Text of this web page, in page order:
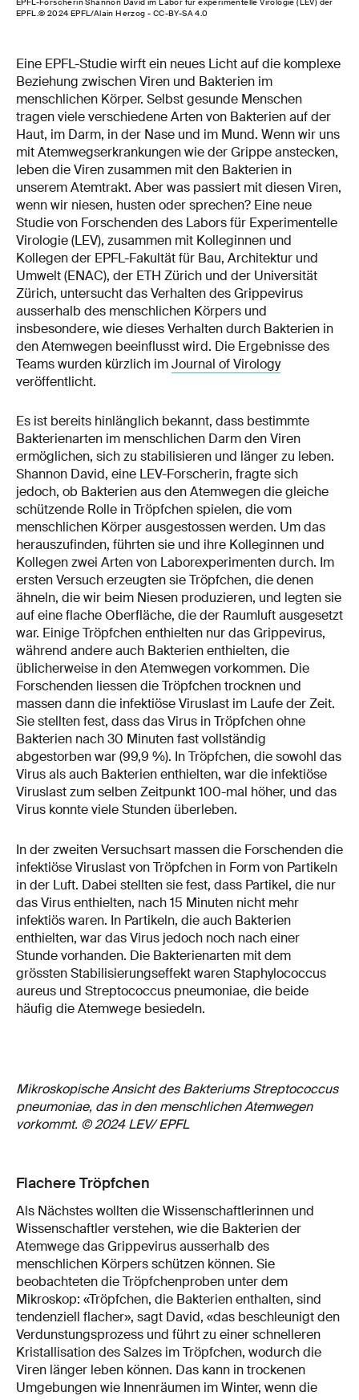
EPFL.© 2024 EPFL/Alain Herzog - CC-BY-SA 4.0
Eine EPFL-Studie wirft ein neues Licht auf die komplexe
Beziehung zwischen Viren und Bakterien im
menschlichen Körper. Selbst gesunde Menschen
tragen viele verschiedene Arten von Bakterien auf der
Haut, im Darm, in der Nase und im Mund. Wenn wir uns
mit Atemwegserkrankungen wie der Grippe anstecken,
leben die Viren zusammen mit den Bakterien in
unserem Atemtrakt. Aber was passiert mit diesen Viren,
wenn wir niesen, husten oder sprechen? Eine neue
Studie von Forschenden des Labors für Experimentelle
Virologie (LEV), zusammen mit Kolleginnen und
Kollegen der EPFL-Fakultät für Bau, Architektur und
Umwelt (ENAC), der ETH Zürich und der Universität
Zürich, untersucht das Verhalten des Grippevirus
ausserhalb des menschlichen Körpers und
insbesondere, wie dieses Verhalten durch Bakterien in
den Atemwegen beeinflusst wird. Die Ergebnisse des
Teams wurden kürzlich imJournal of Virology
veröffentlicht.
Es ist bereits hinlänglich bekannt, dass bestimmte
Bakterienarten im menschlichen Darm den Viren
ermöglichen, sich zu stabilisieren und länger zu leben.
Shannon David, eine LEV-Forscherin, fragte sich
jedoch, ob Bakterien aus den Atemwegen die gleiche
schützende Rolle in Tröpfchen spielen, die vom
menschlichen Körper ausgestossen werden. Um das
herauszufinden, führten sie und ihre Kolleginnen und
Kollegen zwei Arten von Laborexperimenten durch. Im
ersten Versuch erzeugten sie Tröpfchen, die denen
ähneln, die wir beim Niesen produzieren, und legten sie
auf eine flache Oberfläche, die der Raumluft ausgesetzt
war. Einige Tröpfchen enthielten nur das Grippevirus,
während andere auch Bakterien enthielten, die
üblicherweise in den Atemwegen vorkommen. Die
Forschenden liessen die Tröpfchen trocknen und
massen dann die infektiöse Viruslast im Laufe der Zeit.
Sie stellten fest, dass das Virus in Tröpfchen ohne
Bakterien nach 30 Minuten fast vollständig
abgestorben war (99,9 %). In Tröpfchen, die sowohl das
Virus als auch Bakterien enthielten, war die infektiöse
Viruslast zum selben Zeitpunkt 100-mal höher, und das
Virus konnte viele Stunden überleben.
In der zweiten Versuchsart massen die Forschenden die
infektiöse Viruslast von Tröpfchen in Form von Partikeln
in der Luft. Dabei stellten sie fest, dass Partikel, die nur
das Virus enthielten, nach 15 Minuten nicht mehr
infektiös waren. In Partikeln, die auch Bakterien
enthielten, war das Virus jedoch noch nach einer
Stunde vorhanden. Die Bakterienarten mit dem
grössten Stabilisierungseffekt waren Staphylococcus
aureus und Streptococcus pneumoniae, die beide
häufig die Atemwege besiedeln.
Mikroskopische Ansicht des Bakteriums Streptococcus
pneumoniae, das in den menschlichen Atemwegen
vorkommt. © 2024 LEV/ EPFL
Flachere Tröpfchen
Als Nächstes wollten die Wissenschaftlerinnen und
Wissenschaftler verstehen, wie die Bakterien der
Atemwege das Grippevirus ausserhalb des
menschlichen Körpers schützen können. Sie
beobachteten die Tröpfchenproben unter dem
Mikroskop: «Tröpfchen, die Bakterien enthalten, sind
tendenziell flacher», sagt David, «das beschleunigt den
Verdunstungsprozess und führt zu einer schnelleren
Kristallisation des Salzes im Tröpfchen, wodurch die
Viren länger leben können. Das kann in trockenen
Umgebungen wie Innenräumen im Winter, wenn die